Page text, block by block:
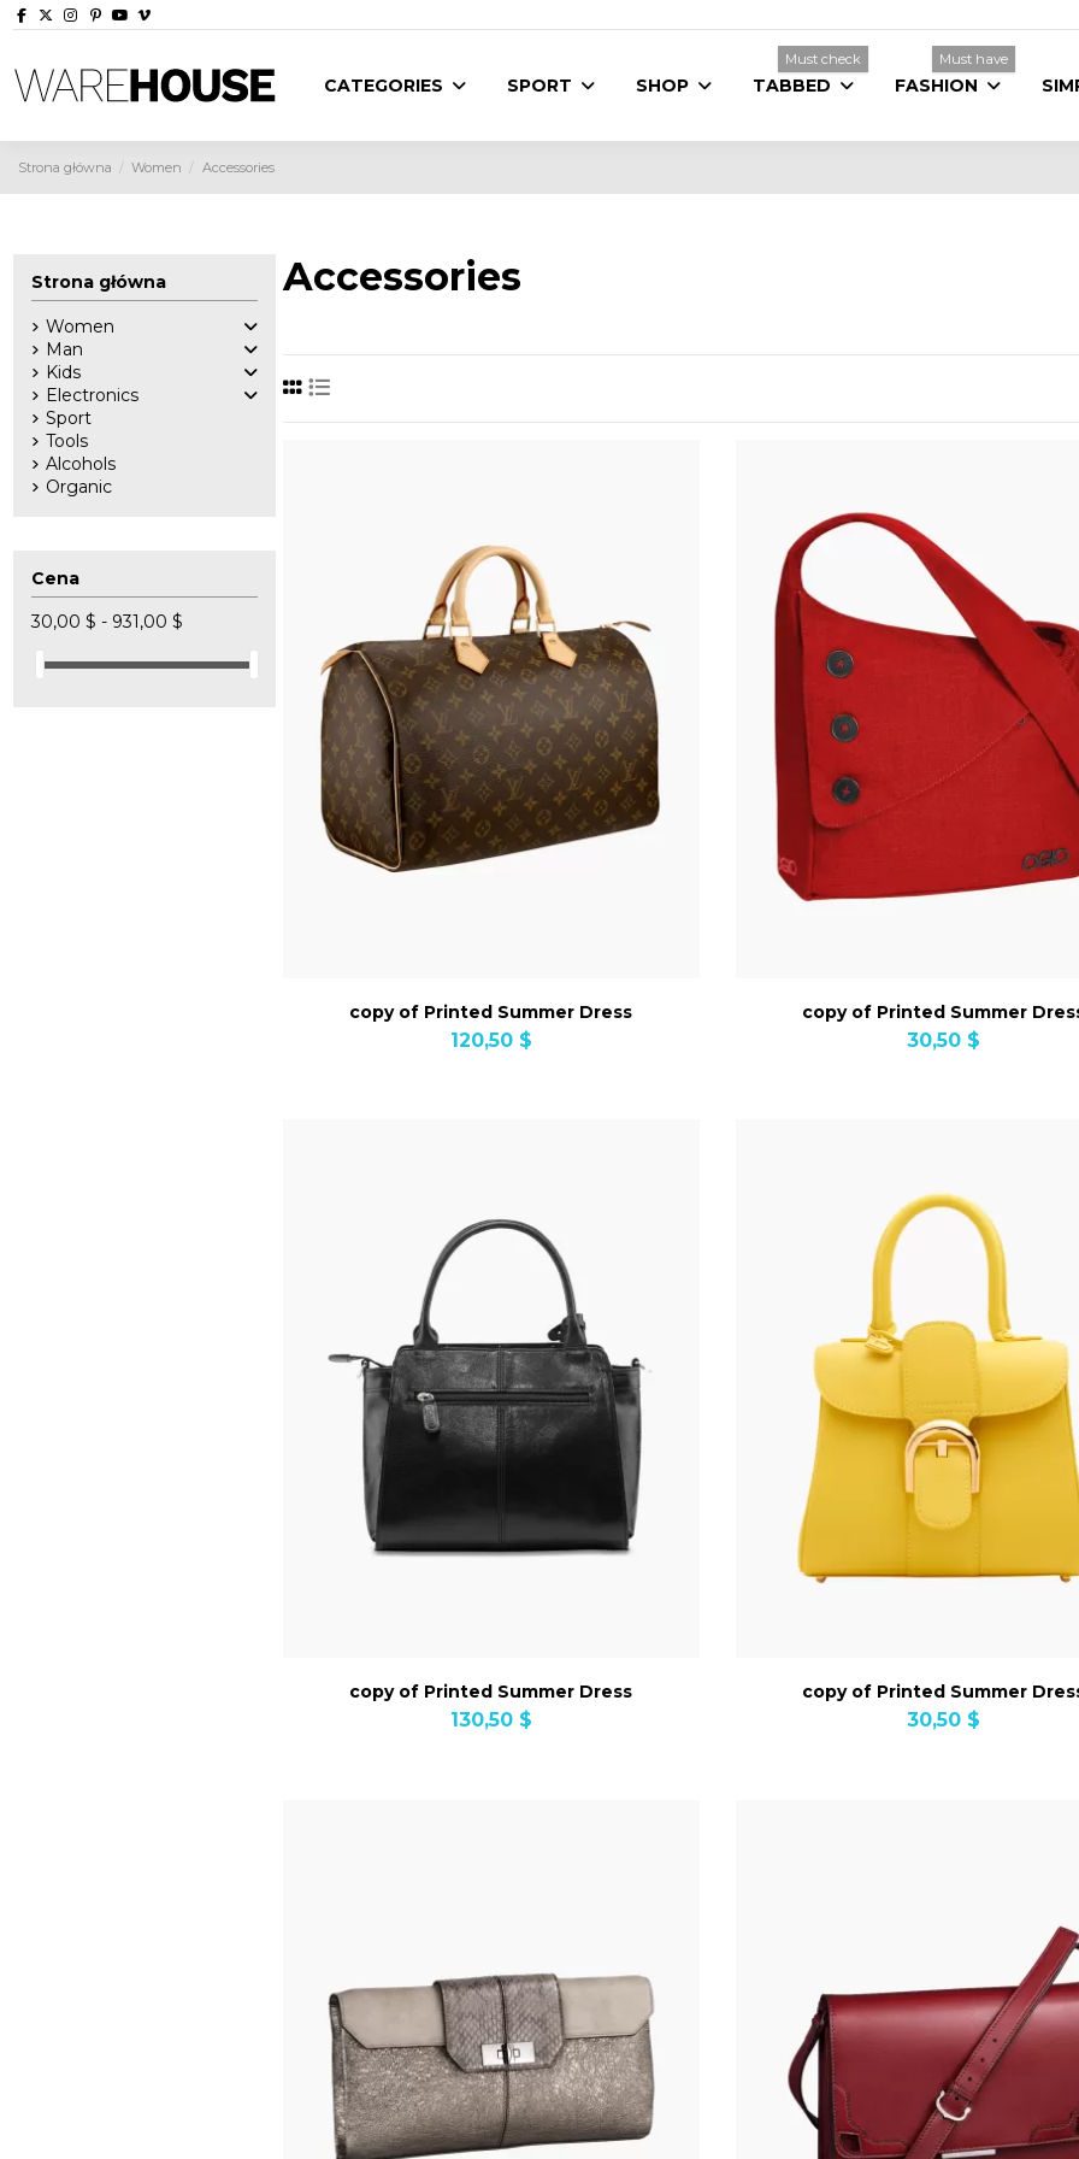
CATEGORIES SPORT SHOP TABBED
Must check
FASHION
Must have
Strona główna Women Accessories
Accessories
copy of Printed Summer Dress
120,50 $
copy of Printed Summer
30,50 $
copy of Printed Summer Dress
130,50 $
copy of Printed Summer
30,50 $
Strona główna
Women
Man
Kids
Electronics
Sport
Tools
Alcohols
Organic
Cena
30,00 $ - 931,00 $